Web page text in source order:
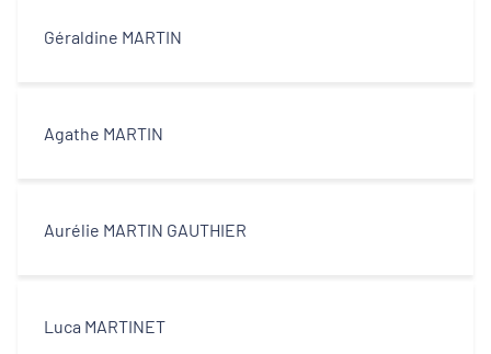
Géraldine MARTIN
Agathe MARTIN
Aurélie MARTIN GAUTHIER
Luca MARTINET